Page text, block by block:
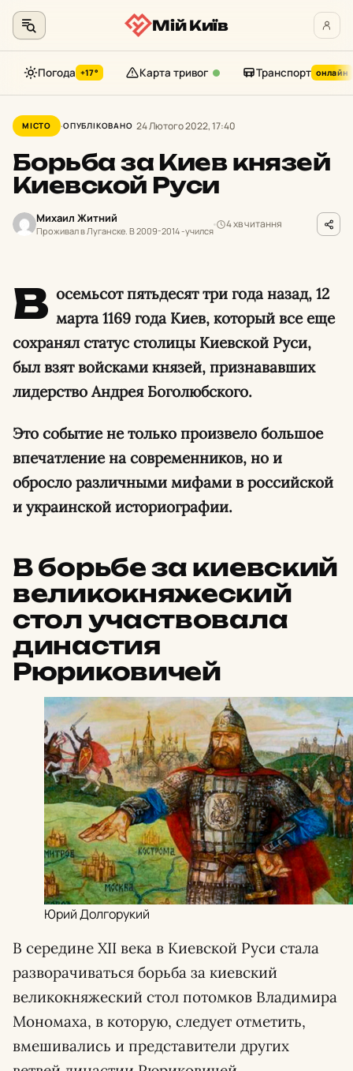
до
контенту
Мій Київ
Погода +17° Карта тривог Транспорт онлайн
МІСТО ОПУБЛІКОВАНО 24 Лютого 2022, 17:40
Борьба за Киев князей
Киевской Руси
Михаил Житний
Проживал в Луганске. В 2009-2014 -учился
4 хв читання
В осемьсот пятьдесят три года назад, 12
марта 1169 года Киев, который все еще
сохранял статус столицы Киевской Руси,
был взят войсками князей, признававших
лидерство Андрея Боголюбского.
Это событие не только произвело большое
впечатление на современников, но и
обросло различными мифами в российской
и украинской историографии.
В борьбе за киевский
великокняжеский
стол участвовала
династия
Рюриковичей
Юрий Долгорукий
В середине XII века в Киевской Руси стала
разворачиваться борьба за киевский
великокняжеский стол потомков Владимира
Мономаха, в которую, следует отметить,
вмешивались и представители других